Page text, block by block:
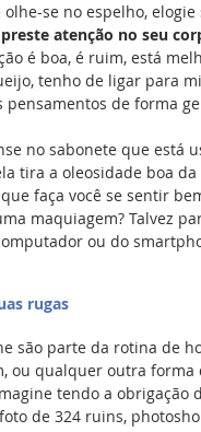
se no espelho,
preste atenção no seu
é boa, é ruim, está
tenho de ligar para
pensamentos de forma
no sabonete que está
tira a oleosidade boa
faça você se sentir
maquiagem? Talvez
ou do
rugas
são parte da rotina de
ou qualquer outra
tendo a
de 324 ruins,